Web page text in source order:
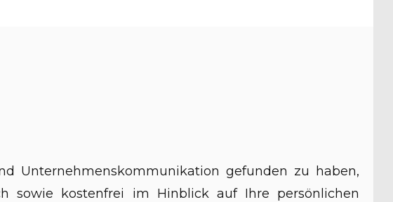
Unternehmenskommunikation gefunden zu haben,
sowie kostenfrei im Hinblick auf Ihre persönlichen